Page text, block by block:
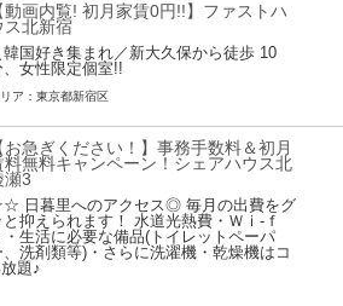
動画内覧! 初月家賃0円!!】ファストハ
ス北新宿
韓国好き集まれ／新大久保から徒歩 10
、女性限定個室!!
ア：東京都新宿区
お急ぎください！】事務手数料＆初月
料無料キャンペーン！シェアハウス北
瀬3
日暮里へのアクセス◎ 毎月の出費をグ
と抑えられます！ 水道光熱費・Ｗｉ-ｆ
・生活に必要な備品(トイレットペーパ
、洗剤類等)・さらに洗濯機・乾燥機はコ
題♪